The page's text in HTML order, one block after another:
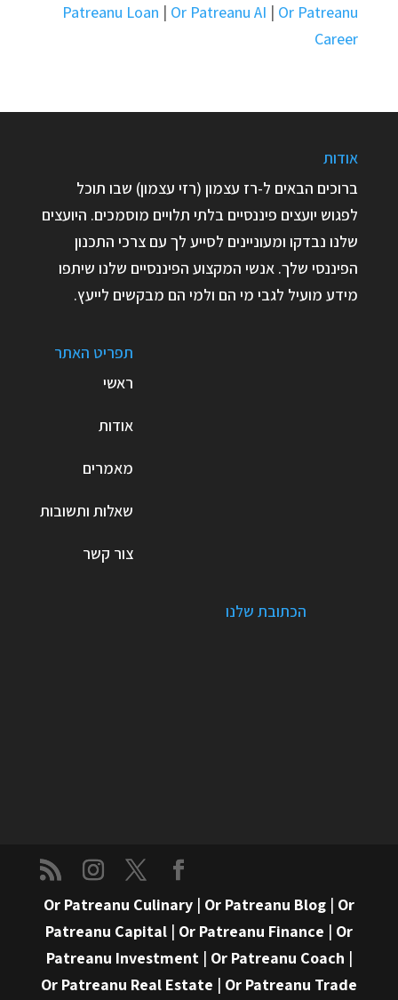
Patreanu Loan | Or Patreanu AI | Or Patreanu
Career
אודות
ברוכים הבאים ל-רז עצמון (רזי עצמון) שבו תוכל
לפגוש יועצים פיננסיים בלתי תלויים מוסמכים. היועצים
שלנו נבדקו ומעוניינים לסייע לך עם צרכי התכנון
הפיננסי שלך. אנשי המקצוע הפיננסיים שלנו שיתפו
מידע מועיל לגבי מי הם ולמי הם מבקשים לייעץ.
תפריט האתר
ראשי
אודות
מאמרים
שאלות ותשובות
צור קשר
הכתובת שלנו
Or Patreanu Culinary | Or Patreanu Blog | Or
Patreanu Capital | Or Patreanu Finance | Or
Patreanu Investment| Or Patreanu Coach |
Or Patreanu Real Estate | Or Patreanu Trade